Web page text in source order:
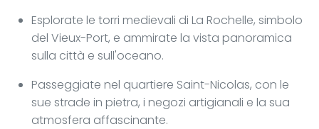
Esplorate le torri medievali di La Rochelle, simbolo
del Vieux-Port, e ammirate la vista panoramica
sulla città e sull'oceano.
Passeggiate nel quartiere Saint-Nicolas, con le
sue strade in pietra, i negozi artigianali e la sua
atmosfera affascinante.